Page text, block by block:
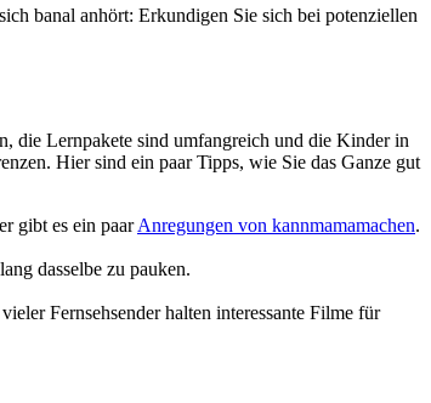
banal anhört: Erkundigen Sie sich bei potenziellen
die Lernpakete sind umfangreich und die Kinder in
Hier sind ein paar Tipps, wie Sie das Ganze gut
gibt es ein paarAnregungen von kannmamamachen.
dasselbe zu pauken.
Fernsehsender halten interessante Filme für